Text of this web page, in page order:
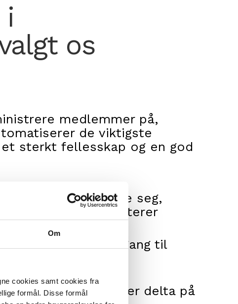
Om
cookies samt cookies fra
formål. Disse formål
i
os
medlemmer på,
de viktigste
sterkt fellesskap og en god
enkelt registrere seg,
systemet håndterer
har tilgang til
betjente og
en dagsbillett eller delta på